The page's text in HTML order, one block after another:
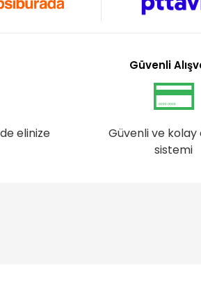
elinize
Güvenli
Güvenli ve
sistemi